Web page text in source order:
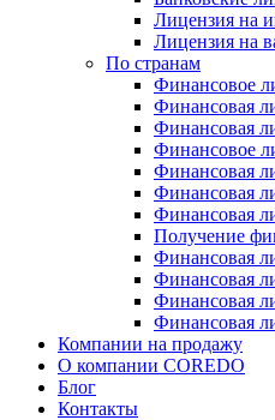
Лицензия на
Лицензия на
По странам
Финансовое
Финансовая
Финансовая
Финансовое
Финансовая
Финансовая
Финансовая
Получение
Финансовая
Финансовая
Финансовая
Финансовая
Компании на продажу
О компании COREDO
Блог
Контакты